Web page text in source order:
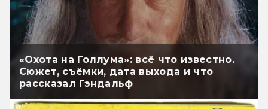
«Охота на Голлума»: всё что известно.
Сюжет, съёмки, дата выхода и что
рассказал Гэндальф